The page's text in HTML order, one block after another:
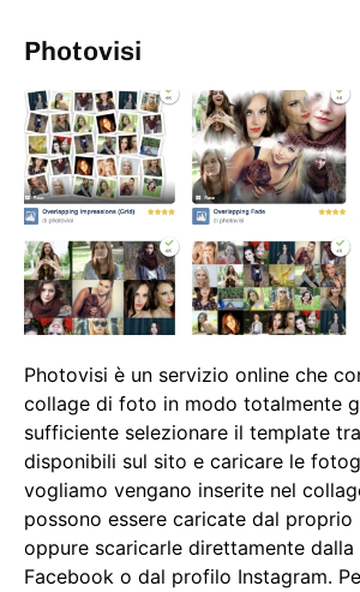
Photovisi
Photovisi è un servizio online che
collage di foto in modo totalmente
sufficiente selezionare il template
disponibili sul sito e caricare le
vogliamo vengano inserite nel
possono essere caricate dal proprio
oppure scaricarle direttamente
Facebook o dal profilo Instagram.